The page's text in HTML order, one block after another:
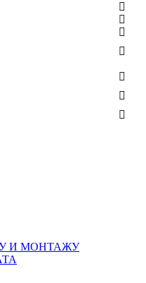
И МОНТАЖУ